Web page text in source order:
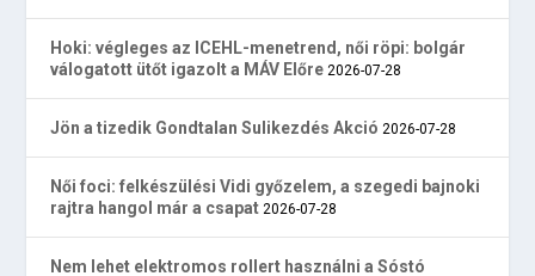
Hoki: végleges az ICEHL-menetrend, női röpi: bolgár
válogatott ütőt igazolt a MÁV Előre 2026-07-28
Jön a tizedik Gondtalan Sulikezdés Akció 2026-07-28
Női foci: felkészülési Vidi győzelem, a szegedi bajnoki
rajtra hangol már a csapat 2026-07-28
Nem lehet elektromos rollert használni a Sóstó